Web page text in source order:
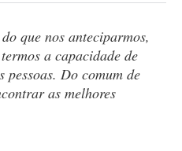
que nos anteciparmos,
a capacidade de
pessoas. Do comum de
as melhores